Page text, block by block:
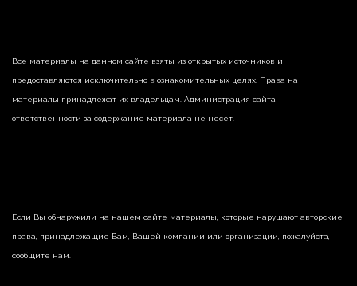
Все материалы на данном сайте взяты из открытых источников и
предоставляются исключительно в ознакомительных целях. Права на
материалы принадлежат их владельцам. Администрация сайта
ответственности за содержание материала не несет.
Если Вы обнаружили на нашем сайте материалы, которые нарушают авторские
права, принадлежащие Вам, Вашей компании или организации, пожалуйста,
сообщите нам.